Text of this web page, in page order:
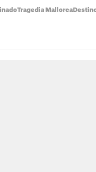
Tragedia Mallorca